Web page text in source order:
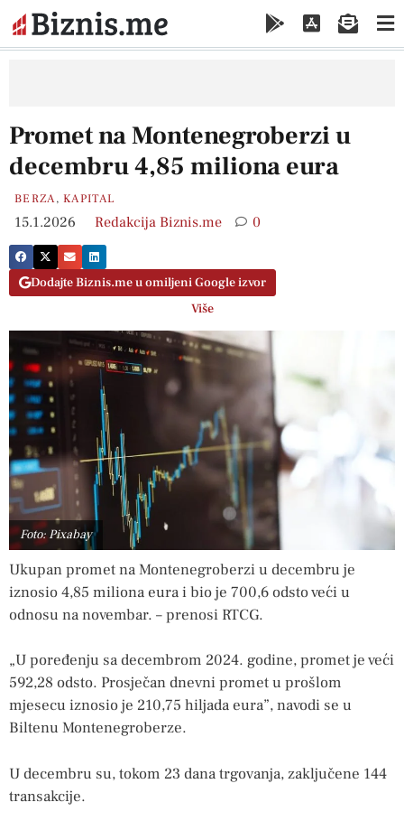
Promet na Montenegroberzi u
decembru 4,85 miliona eura
BERZA,KAPITAL
15.1.2026 Redakcija Biznis.me 0
Dodajte Biznis.me u omiljeni Google izvor
Više
Foto: Pixabay
Ukupan promet na Montenegroberzi u decembru je
iznosio 4,85 miliona eura i bio je 700,6 odsto veći u
odnosu na novembar. – prenosi RTCG.
„U poređenju sa decembrom 2024. godine, promet je veći
592,28 odsto. Prosječan dnevni promet u prošlom
mjesecu iznosio je 210,75 hiljada eura”, navodi se u
Biltenu Montenegroberze.
U decembru su, tokom 23 dana trgovanja, zaključene 144
transakcije.